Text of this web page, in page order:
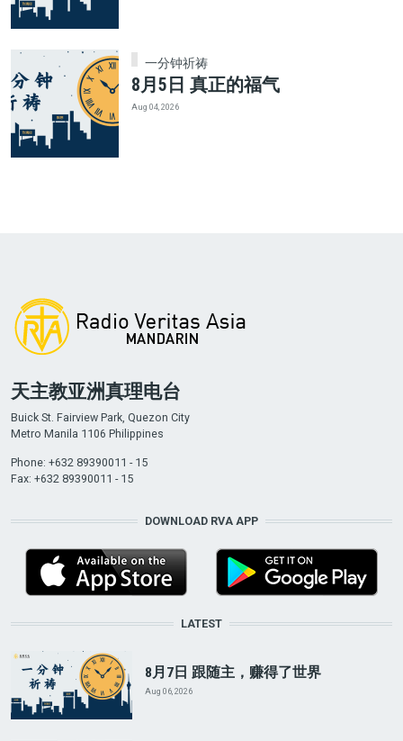
一分钟祈祷
8月5日 真正的福气
Aug 04, 2026
天主教亚洲真理电台
Buick St. Fairview Park, Quezon City
Metro Manila 1106 Philippines
Phone: +632 89390011 - 15
Fax: +632 89390011 - 15
DOWNLOAD RVA APP
LATEST
8月7日 跟随主，赚得了世界
Aug 06, 2026